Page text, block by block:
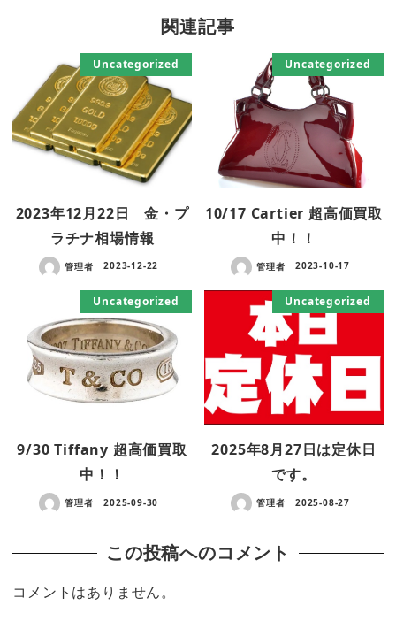
関連記事
Uncategorized
2023年12月22日 金・プ
ラチナ相場情報
管理者 2023-12-22
Uncategorized
10/17 Cartier 超高価買取
中！！
管理者 2023-10-17
Uncategorized
9/30 Tiffany 超高価買取
中！！
管理者 2025-09-30
Uncategorized
2025年8月27日は定休日
です。
管理者 2025-08-27
この投稿へのコメント
コメントはありません。